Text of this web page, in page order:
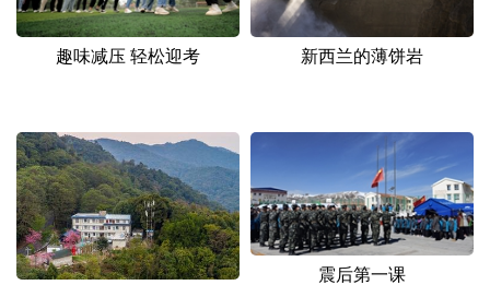
趣味减压 轻松迎考 新西兰的薄饼岩
震后第一课